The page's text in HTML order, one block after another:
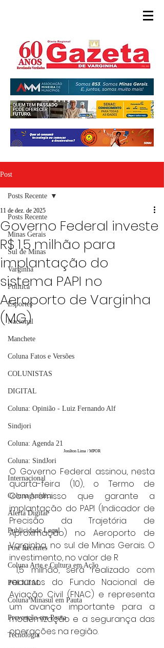
Post
Posts Recente
Minas Gerais
Sul de Minas
Varginha
Política
Esportes
Nacional
Manchete
Coluna Fatos e Versões
COLUNISTAS
DIGITAL
Coluna: Opinião - Luiz Fernando Alf
Sindjori
Coluna: Agenda 21
Coluna: SindJori
Internacional
Coluna Jurídica
Alerta Digital
Publicidade Legal
Post Recentes
Coluna Arte e Cultura em Ação
POLICIAL
Coluna Minasul em Pauta
Prevenção em Pauta
Tecnologia
Posts Recente
Governo Federal investe
R$ 1,5 milhão para
implantação do
sistema PAPI no
Aeroporto de Varginha
(MG)
11 de dez. de 2025
Jonilton Lima / MPOR
O Governo Federal assinou, nesta
quarta-feira (10), o Termo de
Compromisso que garante a
implantação do PAPI (Indicador de
Precisão da Trajetória de
Aproximação) no Aeroporto de
Varginha, no sul de Minas Gerais. O
investimento, no valor de R
1,5 milhão, será realizado com
recursos do Fundo Nacional de
Aviação Civil (FNAC) e representa
um avanço importante para a
modernização e a segurança das
operações na região.